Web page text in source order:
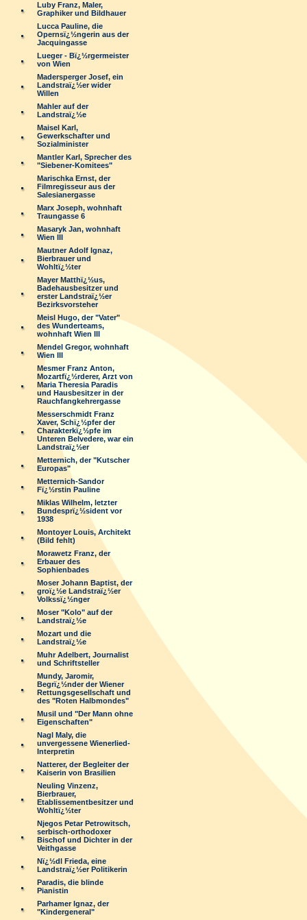
Luby Franz, Maler,
Graphiker und Bildhauer
Lucca Pauline, die
Opernsï¿½ngerin aus der
Jacquingasse
Lueger - Bï¿½rgermeister
von Wien
Madersperger Josef, ein
Landstraï¿½er wider
Willen
Mahler auf der
Landstraï¿½e
Maisel Karl,
Gewerkschafter und
Sozialminister
Mantler Karl, Sprecher des
"Siebener-Komitees"
Marischka Ernst, der
Filmregisseur aus der
Salesianergasse
Marx Joseph, wohnhaft
Traungasse 6
Masaryk Jan, wohnhaft
Wien III
Mautner Adolf Ignaz,
Bierbrauer und
Wohltï¿½ter
Mayer Matthï¿½us,
Badehausbesitzer und
erster Landstraï¿½er
Bezirksvorsteher
Meisl Hugo, der "Vater"
des Wunderteams,
wohnhaft Wien III
Mendel Gregor, wohnhaft
Wien III
Mesmer Franz Anton,
Mozartfï¿½rderer, Arzt von
Maria Theresia Paradis
und Hausbesitzer in der
Rauchfangkehrergasse
Messerschmidt Franz
Xaver, Schï¿½pfer der
Charakterkï¿½pfe im
Unteren Belvedere, war ein
Landstraï¿½er
Metternich, der "Kutscher
Europas"
Metternich-Sandor
Fï¿½rstin Pauline
Miklas Wilhelm, letzter
Bundesprï¿½sident vor
1938
Montoyer Louis, Architekt
(Bild fehlt)
Morawetz Franz, der
Erbauer des
Sophienbades
Moser Johann Baptist, der
groï¿½e Landstraï¿½er
Volkssï¿½nger
Moser "Kolo" auf der
Landstraï¿½e
Mozart und die
Landstraï¿½e
Muhr Adelbert, Journalist
und Schriftsteller
Mundy, Jaromir,
Begrï¿½nder der Wiener
Rettungsgesellschaft und
des "Roten Halbmondes"
Musil und "Der Mann ohne
Eigenschaften"
Nagl Maly, die
unvergessene Wienerlied-
Interpretin
Natterer, der Begleiter der
Kaiserin von Brasilien
Neuling Vinzenz,
Bierbrauer,
Etablissementbesitzer und
Wohltï¿½ter
Njegos Petar Petrowitsch,
serbisch-orthodoxer
Bischof und Dichter in der
Veithgasse
Nï¿½dl Frieda, eine
Landstraï¿½er Politikerin
Paradis, die blinde
Pianistin
Parhamer Ignaz, der
"Kindergeneral"